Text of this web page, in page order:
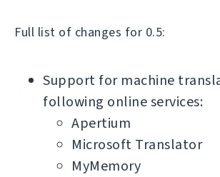
Full list of changes for 0.5:
Support for machine
following online services:
Apertium
Microsoft Translator
MyMemory